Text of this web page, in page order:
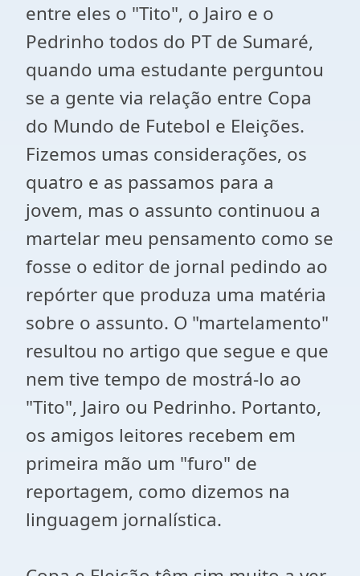
entre eles o "Tito", o Jairo e o
Pedrinho todos do PT de Sumaré,
quando uma estudante perguntou
se a gente via relação entre Copa
do Mundo de Futebol e Eleições.
Fizemos umas considerações, os
quatro e as passamos para a
jovem, mas o assunto continuou a
martelar meu pensamento como se
fosse o editor de jornal pedindo ao
repórter que produza uma matéria
sobre o assunto. O "martelamento"
resultou no artigo que segue e que
nem tive tempo de mostrá-lo ao
"Tito", Jairo ou Pedrinho. Portanto,
os amigos leitores recebem em
primeira mão um "furo" de
reportagem, como dizemos na
linguagem jornalística.